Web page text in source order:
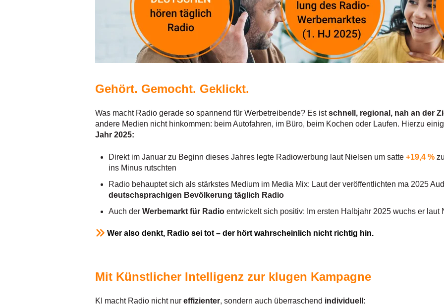
Gehört. Gemocht. Geklickt.
Was macht Radio gerade so spannend für Werbetreibende? Es istschnell, regional, nah an der
andere Medien nicht hinkommen: beim Autofahren, im Büro, beim Kochen oder Laufen. Hierzu
Jahr 2025:
Direkt im Januar zu Beginn dieses Jahres legte Radiowerbung laut Nielsen um satte+19,4 %
ins Minus rutschten
Radio behauptet sich als stärkstes Medium im Media Mix: Laut der veröffentlichten ma 2025
deutschsprachigen Bevölkerung täglich Radio
Auch derWerbemarkt für Radioentwickelt sich positiv: Im ersten Halbjahr 2025 wuchs er laut
Wer also denkt, Radio sei tot – der hört wahrscheinlich nicht richtig hin.
Mit Künstlicher Intelligenz zur klugen Kampagne
KI macht Radio nicht nur effizienter, sondern auch überraschend individuell: